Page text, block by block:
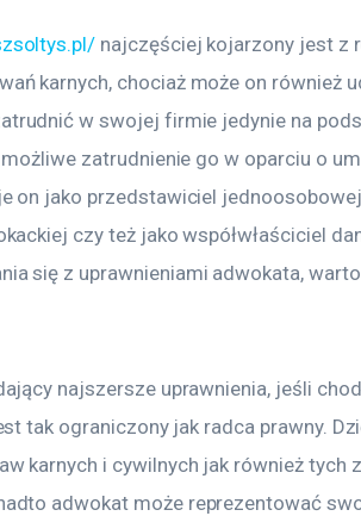
najczęściej kojarzony jest z
karnych, chociaż może on również
w swojej firmie jedynie na
zatrudnienie go w oparciu o
on jako przedstawiciel
czy też jako współwłaściciel
się z uprawnieniami adwokata,
najszersze uprawnienia, jeśli
tak ograniczony jak radca prawny.
karnych i cywilnych jak również tych
adwokat może reprezentować